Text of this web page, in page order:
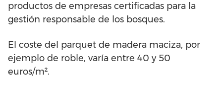
productos de empresas certificadas para la
gestión responsable de los bosques.
El coste del parquet de madera maciza, por
ejemplo de roble, varía entre 40 y 50
euros/m².